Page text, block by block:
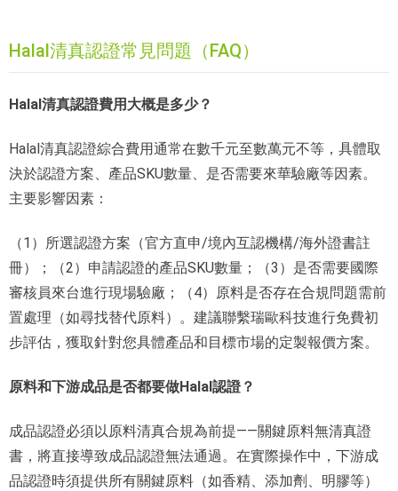
Halal清真認證常見問題（FAQ）
Halal清真認證費用大概是多少？
Halal清真認證綜合費用通常在數千元至數萬元不等，具體取
決於認證方案、產品SKU數量、是否需要來華驗廠等因素。
主要影響因素：
（1）所選認證方案（官方直申/境內互認機構/海外證書註
冊）；（2）申請認證的產品SKU數量；（3）是否需要國際
審核員來台進行現場驗廠；（4）原料是否存在合規問題需前
置處理（如尋找替代原料）。建議聯繫瑞歐科技進行免費初
步評估，獲取針對您具體產品和目標市場的定製報價方案。
原料和下游成品是否都要做Halal認證？
成品認證必須以原料清真合規為前提——關鍵原料無清真證
書，將直接導致成品認證無法通過。在實際操作中，下游成
品認證時須提供所有關鍵原料（如香精、添加劑、明膠等）